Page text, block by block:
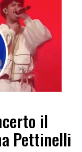
il
Pettinelli